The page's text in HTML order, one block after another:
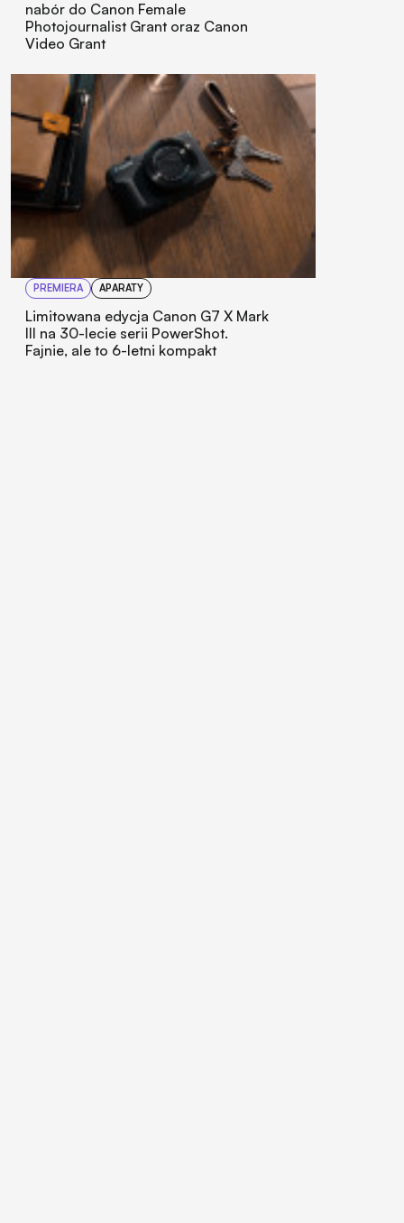
nabór do Canon Female
Photojournalist Grant oraz Canon
Video Grant
PREMIERA APARATY
Limitowana edycja Canon G7 X Mark
III na 30-lecie serii PowerShot.
Fajnie, ale to 6-letni kompakt